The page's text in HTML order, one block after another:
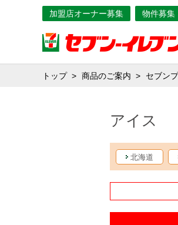
加盟店オーナー募集 物件募集
トップ 商品のご案内 セブン
アイス
北海道